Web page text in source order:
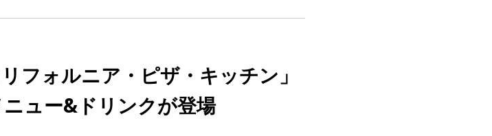
フォルニア・ピザ・キッチン」
ュー&ドリンクが登場